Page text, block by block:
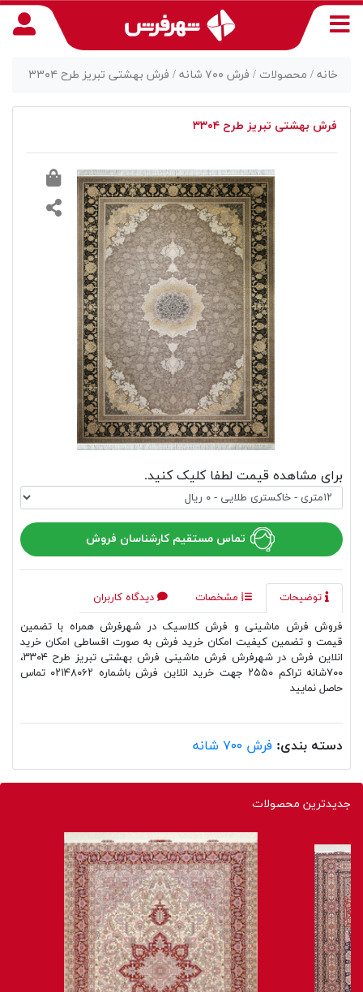
دسترسی
خانه / محصولات / فرش ۷۰۰ شانه / فرش بهشتی تبریز طرح ۳۳۰۴
فرش بهشتی تبریز طرح ۳۳۰۴
برای مشاهده قیمت لطفا کلیک کنید.
تماس مستقیم کارشناسان فروش
توضیحات مشخصات
دیدگاه کاربران
فروش فرش ماشینی و فرش کلاسیک در شهرفرش همراه با تضمین
قیمت و تضمین کیفیت امکان خرید فرش به صورت اقساطی امکان خرید
انلاین فرش در شهرفرش فرش ماشینی فرش بهشتی تبریز طرح ۳۳۰۴،
۷۰۰شانه تراکم ۲۵۵۰ جهت خرید انلاین فرش باشماره ۰۲۱۴۸۰۶۲ تماس
حاصل نمایید
دسته بندی: فرش ۷۰۰ شانه
جدیدترین محصولات